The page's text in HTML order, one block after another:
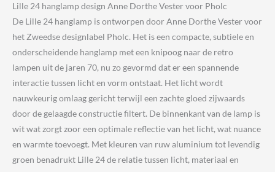
aantal
Lille 24 hanglamp design Anne Dorthe Vester voor Pholc
De Lille 24 hanglamp is ontworpen door Anne Dorthe Vester voor
het Zweedse designlabel Pholc. Het is een compacte, subtiele en
onderscheidende hanglamp met een knipoog naar de retro
lampen uit de jaren 70, nu zo gevormd dat er een spannende
interactie tussen licht en vorm ontstaat. Het licht wordt
nauwkeurig omlaag gericht terwijl een zachte gloed zijwaards
door de gelaagde constructie filtert. De binnenkant van de lamp is
wit wat zorgt zoor een optimale reflectie van het licht, wat nuance
en warmte toevoegt. Met kleuren van ruw aluminium tot levendig
groen benadrukt Lille 24 de relatie tussen licht, materiaal en